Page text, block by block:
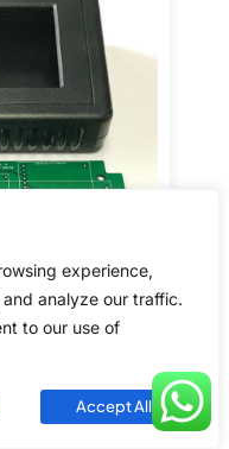
experience,
analyze our traffic.
to our use of
Accept All